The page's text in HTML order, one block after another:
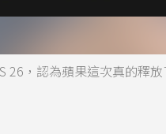
26，認為蘋果這次真的釋